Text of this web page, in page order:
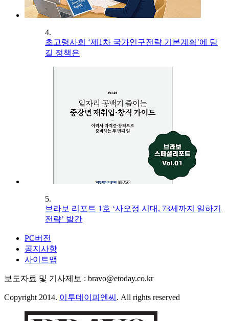
4.
초고령사회 ‘제1차 국가인구전략 기본계획’에 담
길 정책은
5.
브라보 리포트 1호 ‘사오정 시대, 73세까지 일하기
전략’ 발간
PC버전
공지사항
사이트맵
보도자료 및 기사제보 : bravo@etoday.co.kr
Copyright 2014. 이투데이피엔씨 . All rights reserved